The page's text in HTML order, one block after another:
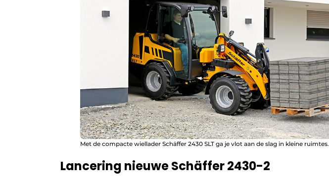
Met de compacte wiellader Schäffer 2430 SLT ga je vlot aan de slag in kleine ruimtes.
Lancering nieuwe Schäffer 2430-2